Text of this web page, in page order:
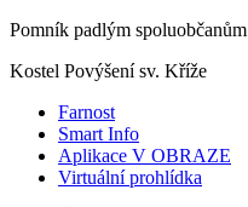
Pomník padlým spoluobčanům
Kostel Povýšení sv. Kříže
Farnost
Smart Info
Aplikace V OBRAZE
Virtuální prohlídka